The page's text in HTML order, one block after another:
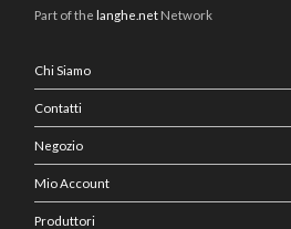
Part of thelanghe.net Network
Chi Siamo
Contatti
Negozio
Mio Account
Produttori